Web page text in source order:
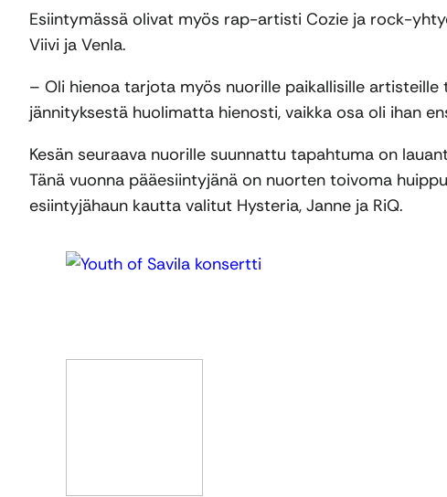
Esiintymässä olivat myös rap-artisti Cozie ja rock-
Viivi ja Venla.
– Oli hienoa tarjota myös nuorille paikallisille
jännityksestä huolimatta hienosti, vaikka osa oli ihan
Kesän seuraava nuorille suunnattu tapahtuma on
Tänä vuonna pääesiintyjänä on nuorten toivoma
esiintyjähaun kautta valitut Hysteria, Janne ja RiQ.